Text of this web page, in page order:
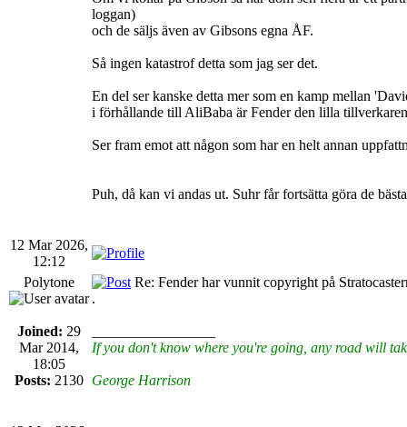
loggan)
och de säljs även av Gibsons egna ÅF.
Så ingen katastrof detta som jag ser det.
En del ser kanske detta mer som en kamp mellan
i förhållande till AliBaba är Fender den lilla
Ser fram emot att någon som har en helt annan
Puh, då kan vi andas ut. Suhr får fortsätta göra de
12 Mar 2026,
12:12
Polytone
Joined: 29
Mar 2014,
18:05
Posts: 2130
Re: Fender har vunnit copyright på
.
If you don't know where you're going, any road will
George Harrison